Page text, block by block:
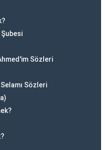
Sözleri
Sözleri